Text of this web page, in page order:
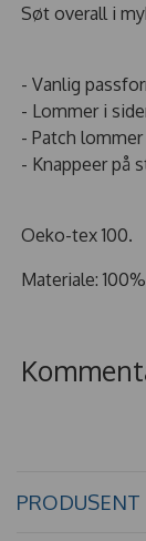
Søt overall i
- Vanlig
- Lommer i
- Patch
- Knappeer på
Oeko-tex 100.
Materiale:
PRODUSENT